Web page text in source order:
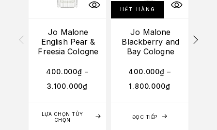
LỰA CHỌN TÙY
CHỌN
Jo Malone
English Pear &
Freesia Cologne
400.000₫ –
3.100.000₫
HẾT HÀNG
ĐỌC TIẾP
Jo Malone
Blackberry and
Bay Cologne
400.000₫ –
1.800.000₫